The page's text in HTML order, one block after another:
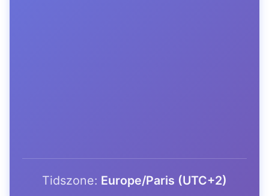
Tidszone: Europe/Paris (UTC+2)